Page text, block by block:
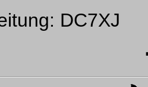
DC7XJ